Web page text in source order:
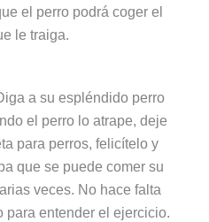
el perro podrá coger el
le traiga.
a su espléndido perro
el perro lo atrape, deje
para perros, felicítelo y
que se puede comer su
veces. No hace falta
para entender el ejercicio.